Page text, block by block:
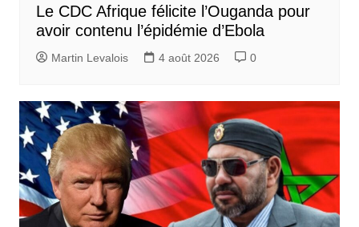
Le CDC Afrique félicite l’Ouganda pour
avoir contenu l’épidémie d’Ebola
Martin Levalois 4 août 2026 0